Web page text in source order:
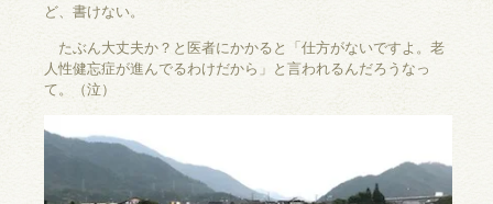
ど、書けない。
たぶん大丈夫か？と医者にかかると「仕方がないですよ。老
人性健忘症が進んでるわけだから」と言われるんだろうなっ
て。（泣）